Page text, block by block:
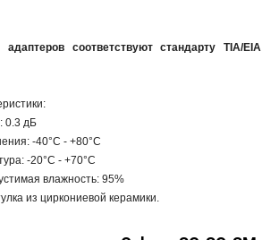
адаптеров соответствуют стандарту TIA/EIA
0.3 дБ
-40°C - +80°C
-20°C - +70°C
влажность: 95%
из циркониевой керамики.